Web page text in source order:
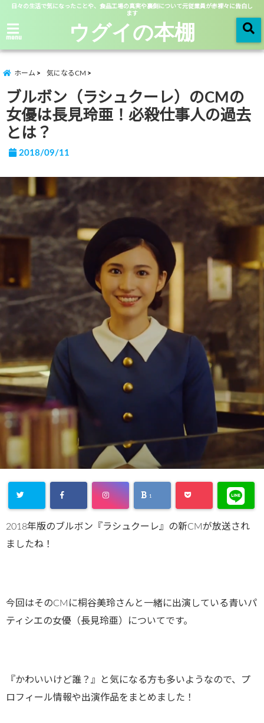
日々の生活で気になったことや、食品工場の真実や裏側について元従業員が赤裸々に告白し
ます
menu ウグイの本棚
ホーム 気になるCM
ブルボン（ラシュクーレ）のCMの
女優は長見玲亜！必殺仕事人の過去
とは？
2018/09/11
1
2018年版のブルボン『ラシュクーレ』の新CMが放送され
ましたね！
今回はそのCMに桐谷美玲さんと一緒に出演している青いパ
ティシエの女優（長見玲亜）についてです。
『かわいいけど誰？』と気になる方も多いようなので、プ
ロフィール情報や出演作品をまとめました！